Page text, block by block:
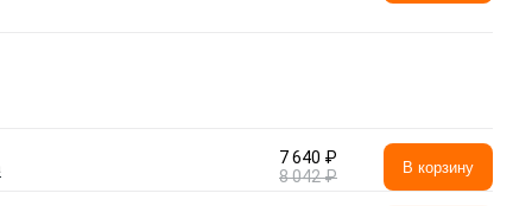
7 640 ₽
8 042 ₽
В корзину